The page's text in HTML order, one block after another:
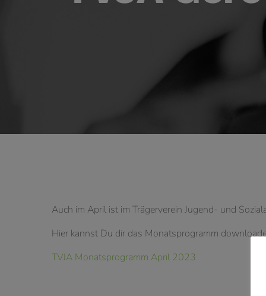
Auch im April ist im Trägerverein Jugend- und
Hier kannst Du dir das Monatsprogramm
TVJA Monatsprogramm April 2023